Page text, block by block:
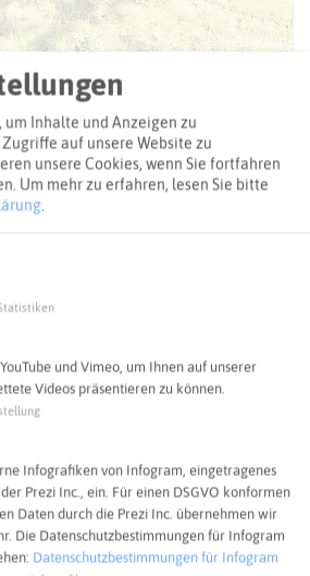
© Kreis Recklinghausen
Projekt ein
Klimaschutz
Mobilität
Stadt Herten
um Inhalte und Anzeigen zu
auf unsere Website zu
unsere Cookies, wenn Sie fortfahren
Um mehr zu erfahren, lesen Sie bitte
.
und Vimeo, um Ihnen auf unserer
Videos präsentieren zu können.
Infografiken von Infogram, eingetragenes
Prezi Inc., ein. Für einen DSGVO konformen
Daten durch die Prezi Inc. übernehmen wir
Die Datenschutzbestimmungen für Infogram
Datenschutzbestimmungen für Infogram